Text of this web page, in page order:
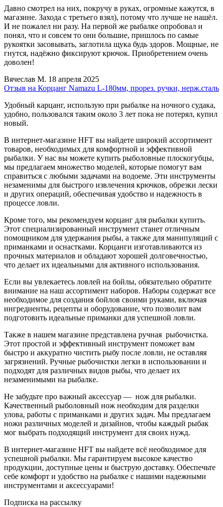
Давно смотрел на них, покручу в руках, огромные кажутся, в
магазине. Захода с третьего взял), потому что лучше не нашёл.
И не пожалел ни разу. На первой же рыбалке опробовал и
понял, что и совсем то они большие, пришлось по самые
рукоятки засовывать, заглотила щука будь здоров. Мощные, не
гнутся, надёжно фиксируют крючок. Приобретением очень
доволен!
Вячеслав М. 18 апреля 2025
Отзыв на Корцанг Namazu L-180мм, прорез. ручки, нерж.сталь
Удобный карцанг, использую при рыбалке на ночного судака,
удобно, пользовался таким около 3 лет пока не потерял, купил
новый.
В интернет-магазине HFT вы найдете широкий ассортимент
товаров, необходимых для комфортной и эффективной
рыбалки. У нас вы можете купить рыболовные плоскогубцы,
мы предлагаем множество моделей, которые помогут вам
справиться с любыми задачами на водоеме. Эти инструменты
незаменимы для быстрого извлечения крючков, обрезки лески
и других операций, обеспечивая удобство и надежность в
процессе ловли.
Кроме того, мы рекомендуем корцанг для рыбалки купить.
Этот специализированный инструмент станет отличным
помощником для удержания рыбы, а также для манипуляций с
приманками и оснастками. Корцанги изготавливаются из
прочных материалов и обладают хорошей долговечностью,
что делает их идеальными для активного использования.
Если вы увлекаетесь ловлей на бойлы, обязательно обратите
внимание на наш ассортимент наборов. Наборы содержат все
необходимое для создания бойлов своими руками, включая
ингредиенты, рецепты и оборудование, что позволит вам
подготовить идеальные приманки для успешной ловли.
Также в нашем магазине представлена ручная рыбочистка.
Этот простой и эффективный инструмент поможет вам
быстро и аккуратно чистить рыбу после ловли, не оставляя
загрязнений. Ручные рыбочистки легки в использовании и
подходят для различных видов рыбы, что делает их
незаменимыми на рыбалке.
Не забудьте про важный аксессуар — нож для рыбалки.
Качественный рыболовный нож необходим для разделки
улова, работы с приманками и других задач. Мы предлагаем
ножи различных моделей и дизайнов, чтобы каждый рыбак
мог выбрать подходящий инструмент для своих нужд.
В интернет-магазине HFT вы найдете всё необходимое для
успешной рыбалки. Мы гарантируем высокое качество
продукции, доступные цены и быструю доставку. Обеспечьте
себе комфорт и удобство на рыбалке с нашими надежными
инструментами и аксессуарами!
Подписка на рассылку